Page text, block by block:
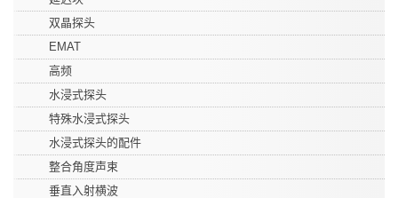
双晶探头
EMAT
高频
水浸式探头
特殊水浸式探头
水浸式探头的配件
整合角度声束
垂直入射横波